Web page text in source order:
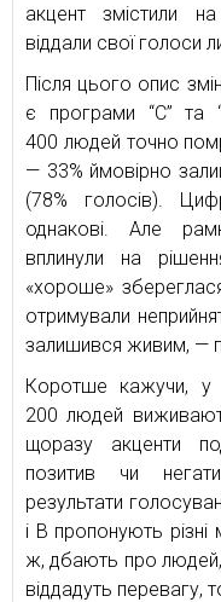
акцент змістили
віддали свої голоси
Після цього опис
є програми “C” та
400 людей точно
— 33% ймовірно
(78% голосів).
однакові. Але
вплинули на
«хороше»
отримували
залишився живим, —
Коротше кажучи, у
200 людей
щоразу акценти
позитив чи
результати
і B пропонують різні
ж, дбають про
віддадуть перевагу,